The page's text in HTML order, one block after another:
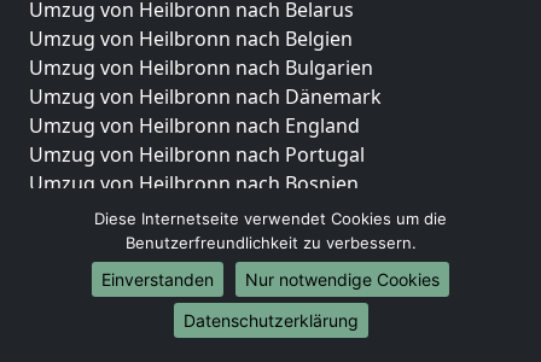
Umzug von Heilbronn nach Belarus
Umzug von Heilbronn nach Belgien
Umzug von Heilbronn nach Bulgarien
Umzug von Heilbronn nach Dänemark
Umzug von Heilbronn nach England
Umzug von Heilbronn nach Portugal
Umzug von Heilbronn nach Bosnien
und Herzegowina
Umzug von Heilbronn nach Irland
Umzug von Heilbronn nach Lettland
Umzug von Heilbronn nach Zypern
Umzug von Heilbronn nach Kroatien
Diese Internetseite verwendet Cookies um die
Benutzerfreundlichkeit zu verbessern.
Einverstanden
Nur notwendige Cookies
Datenschutzerklärung